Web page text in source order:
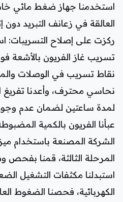
استخدمنا جهاز ضغط مائي
العالقة في زعانف التبريد دون
ركزت على إصلاح التسريبات:
نقاط تسريب في الوصلات
نحاسي محترف، وأعدنا تفريغ
لمدة ساعتين لضمان عدم
عبأنا الفريون بالكمية
الشركة المصنعة باستخدام
المرحلة الثالثة، قمنا بفحص
استبدلنا مكثفات التشغيل
الكهربائية، فحصنا الضغوط